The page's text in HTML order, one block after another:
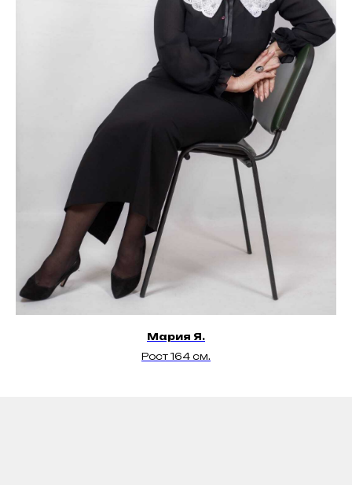
Мария Я.
Рост 164 см.